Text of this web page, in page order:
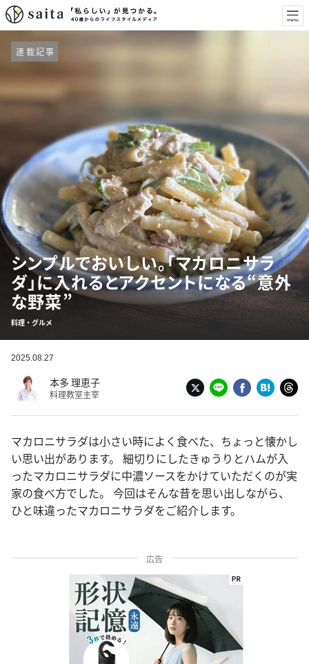
連載記事
シンプルでおいしい。「マカロニサラ
ダ」に入れるとアクセントになる“意外
な野菜”
料理・グルメ
2025.08.27
本多 理恵子
料理教室主宰
マカロニサラダは小さい時によく食べた、ちょっと懐かし
い思い出があります。 細切りにしたきゅうりとハムが入
ったマカロニサラダに中濃ソースをかけていただくのが実
家の食べ方でした。 今回はそんな昔を思い出しながら、
ひと味違ったマカロニサラダをご紹介します。
広告